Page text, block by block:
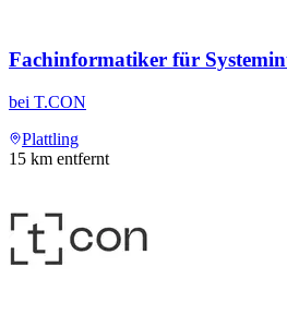
Fachinformatiker für
bei T.CON
Plattling
15 km entfernt